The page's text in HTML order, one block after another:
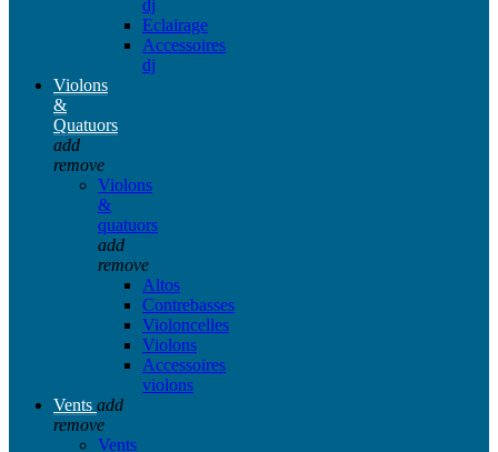
dj
Eclairage
Accessoires
dj
Violons
&
Quatuors
add
remove
Violons
&
quatuors
add
remove
Altos
Contrebasses
Violoncelles
Violons
Accessoires
violons
Vents add
remove
Vents